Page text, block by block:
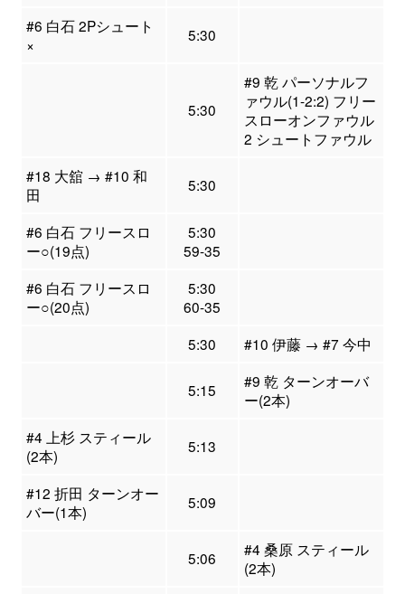
#6 白石 2Pシュート
×
5:30
5:30
#9 乾 パーソナルフ
ァウル(1-2:2) フリー
スローオンファウル
2 シュートファウル
#18 大舘 → #10 和
田
5:30
#6 白石 フリースロ
ー○(19点)
5:30
59-35
#6 白石 フリースロ
ー○(20点)
5:30
60-35
5:30
#10 伊藤 → #7 今中
5:15
#9 乾 ターンオーバ
ー(2本)
#4 上杉 スティール
(2本)
5:13
#12 折田 ターンオー
バー(1本)
5:09
5:06
#4 桑原 スティール
(2本)